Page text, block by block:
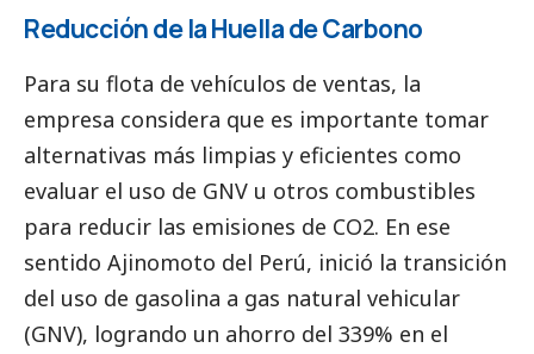
Reducción de la Huella de Carbono
Para su flota de vehículos de ventas, la
empresa considera que es importante tomar
alternativas más limpias y eficientes como
evaluar el uso de GNV u otros combustibles
para reducir las emisiones de CO2. En ese
sentido Ajinomoto del Perú, inició la transición
del uso de gasolina a gas natural vehicular
(GNV), logrando un ahorro del 339% en el